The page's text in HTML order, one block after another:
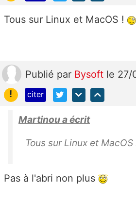
Tous sur Linux et MacOS !
Publié par Bysoft le 27/
!
citer
Martinou a écrit
Tous sur Linux et MacOS
Pas à l'abri non plus